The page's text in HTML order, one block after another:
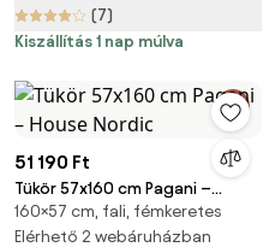
(7)
Kiszállítás 1 nap múlva
51 190 Ft
Tükör 57x160 cm Pagani –
House Nordic
160×57 cm, fali, fémkeretes
Elérhető 2 webáruházban